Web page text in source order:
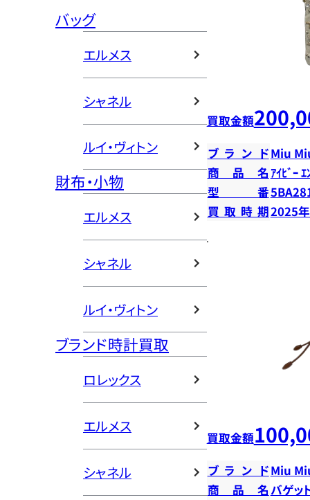
バッグ
エルメス
シャネル
ルイ・ヴィトン
財布・小物
エルメス
シャネル
ルイ・ヴィトン
ブランド時計買取
ロレックス
エルメス
シャネル
買取金額
ブランドMiu
商品名ｱｲﾋﾞｰ
型番
買取時期2025
買取金額
ブランドMiu
商品名バゲッ